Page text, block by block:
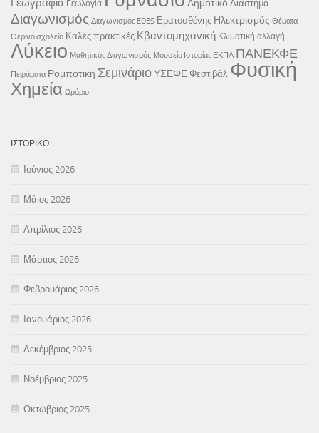
Γεωγραφία Γεωλογία Δημοτικό Διάστημα
Διαγωνισμός Διαγωνισμός EOES Ερατοσθένης Ηλεκτρισμός Θέματα
Θερινό σχολείο Καλές πρακτικές Κβαντομηχανική Κλιματική αλλαγή
Λύκειο Μαθητικός Διαγωνισμός Μουσείο Ιστορίας ΕΚΠΑ ΠΑΝΕΚΦΕ
Πειράματα Ρομποτική ΣεμινάριοΥΣΕΦΕ Φεστιβάλ Φυσική
Χημεία Ωράριο
ΙΣΤΟΡΙΚΌ
Ιούνιος 2026
Μάιος 2026
Απρίλιος 2026
Μάρτιος 2026
Φεβρουάριος 2026
Ιανουάριος 2026
Δεκέμβριος 2025
Νοέμβριος 2025
Οκτώβριος 2025